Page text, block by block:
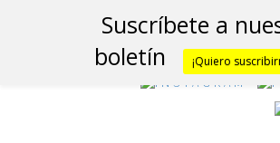
Suscríbete a
boletín
¡Quiero